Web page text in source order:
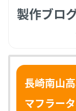
製作ブロ
長崎南山
マフラー